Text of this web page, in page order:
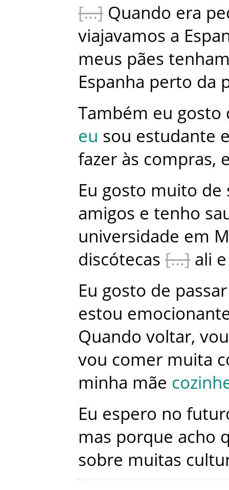
Quando era
viajavamos a
meus pães
Espanha perto da
Também eu gosto
eu sou estudante
fazer às compras,
Eu gosto muito de
amigos e tenho
universidade em
discótecas
ali e
Eu gosto de passar
estou
Quando voltar, vou
vou comer muita
minha mãe
Eu espero no
mas porque acho
sobre muitas